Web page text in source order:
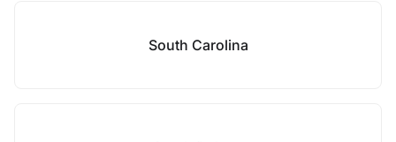
South Carolina